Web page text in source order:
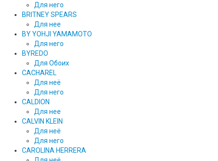
Для него
BRITNEY SPEARS
Для нее
BY YOHJI YAMAMOTO
Для него
BYREDO
Для Обоих
CACHAREL
Для неё
Для него
CALDION
Для нее
CALVIN KLEIN
Для неё
Для него
CAROLINA HERRERA